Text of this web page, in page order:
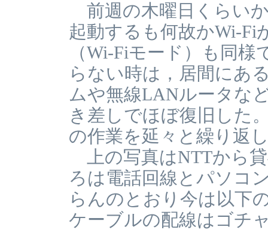
前週の木曜日くらい
起動するも何故かWi-Fi
（Wi-Fiモード）も同
らない時は，居間にあ
ムや無線LANルータな
き差しでほぼ復旧した
の作業を延々と繰り返
上の写真はNTTから
ろは電話回線とパソコ
らんのとおり今は以下
ケーブルの配線はゴチ